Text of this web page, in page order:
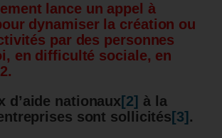
lance un appel à
dynamiser la création ou
par des personnes
en difficulté sociale, en
d’aide nationaux [2] à la
sont sollicités [3] .